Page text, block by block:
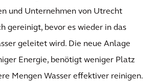
und Unternehmen von Utrecht
gereinigt, bevor es wieder in das
geleitet wird. Die neue Anlage
Energie, benötigt weniger Platz
Mengen Wasser effektiver reinigen.